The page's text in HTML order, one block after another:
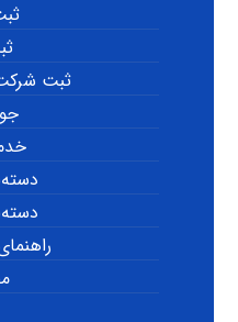
ثبت